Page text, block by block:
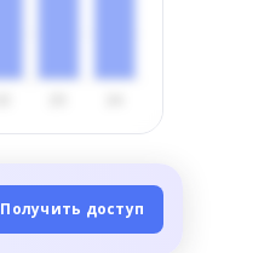
Получить доступ